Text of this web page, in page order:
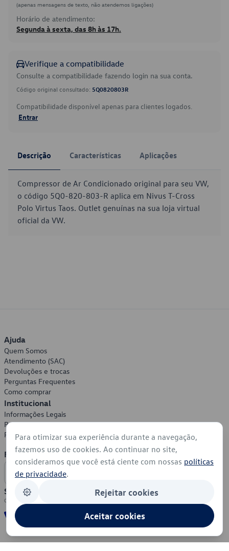
(apenas mensagens de texto, não atendemos ligações)
Horário de atendimento:
Segunda à sexta, das 8h às 17h.
Verifique a compatibilidade
Consulte a compatibilidade fazendo login na sua conta.
Código original consultado: 5Q0820803R
Compatibilidade disponível apenas para clientes logados.
Entrar
Descrição Características Aplicações
Compressor de Ar Condicionado original para seu VW,
o código 5Q0-820-803-R aplica em Nivus T-Cross
Polo Virtus Taos. Outlet genuínas na sua loja virtual
oficial da VW.
Ajuda
Quem Somos
Atendimento (SAC)
Devoluções e trocas
Perguntas Frequentes
Como comprar
Institucional
Informações Legais
Política de Privacidade
Política de Cookies
Formas de Pagamento
Segurança
Para otimizar sua experiência durante a navegação,
fazemos uso de cookies. Ao continuar no site,
consideramos que você está ciente com nossas políticas
de privacidade.
Rejeitar cookies
Aceitar cookies